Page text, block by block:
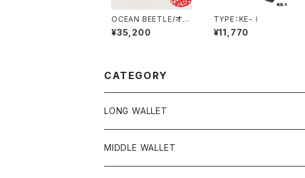
OCEAN BEETLE/オー
シャンビートル/L.A.C-
2/エルエーシー2/スペ
ッペル/チョッパーヘルメ
¥35,200
TYPE：KE-Ⅰ
¥11,770
CATEGORY
LONG WALLET
MIDDLE WALLET